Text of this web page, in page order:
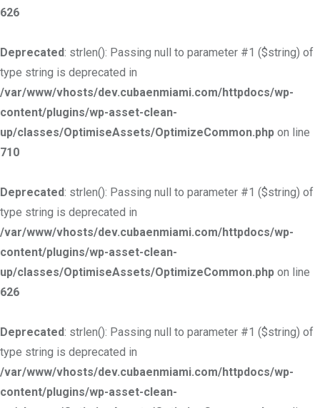
626
Deprecated: strlen(): Passing null to parameter #1 ($string) of
type string is deprecated in
/var/www/vhosts/dev.cubaenmiami.com/httpdocs/wp-
content/plugins/wp-asset-clean-
up/classes/OptimiseAssets/OptimizeCommon.php on line
710
Deprecated: strlen(): Passing null to parameter #1 ($string) of
type string is deprecated in
/var/www/vhosts/dev.cubaenmiami.com/httpdocs/wp-
content/plugins/wp-asset-clean-
up/classes/OptimiseAssets/OptimizeCommon.php on line
626
Deprecated: strlen(): Passing null to parameter #1 ($string) of
type string is deprecated in
/var/www/vhosts/dev.cubaenmiami.com/httpdocs/wp-
content/plugins/wp-asset-clean-